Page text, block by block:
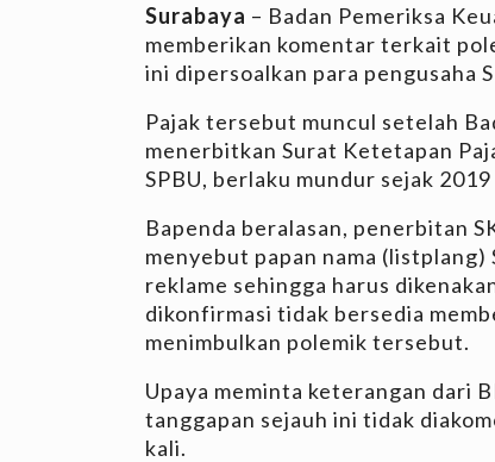
Surabaya – Badan Pemeriksa
memberikan komentar terkait
ini dipersoalkan para pengusaha
Pajak tersebut muncul setelah
menerbitkan Surat Ketetapan
SPBU, berlaku mundur sejak
Bapenda beralasan, penerbitan
menyebut papan nama
reklame sehingga harus
dikonfirmasi tidak bersedia
menimbulkan polemik tersebut.
Upaya meminta keterangan dari
tanggapan sejauh ini tidak
kali.